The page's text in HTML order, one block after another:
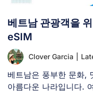
베트남 관광객을
eSIM
Clover Garcia
베트남은 풍부한 문화,
아름다운 나라입니다.